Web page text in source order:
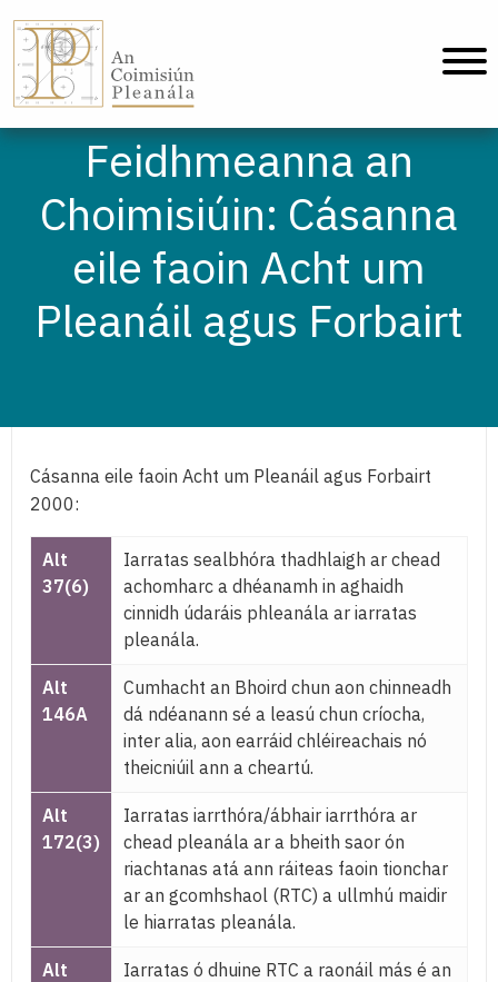
Feidhmeanna an
Choimisiúin: Cásanna
eile faoin Acht um
Pleanáil agus Forbairt
Cásanna eile faoin Acht um Pleanáil agus Forbairt
2000:
Alt
37(6)
Iarratas sealbhóra thadhlaigh ar chead
achomharc a dhéanamh in aghaidh
cinnidh údaráis phleanála ar iarratas
pleanála.
Alt
146A
Cumhacht an Bhoird chun aon chinneadh
dá ndéanann sé a leasú chun críocha,
inter alia, aon earráid chléireachais nó
theicniúil ann a cheartú.
Alt
172(3)
Iarratas iarrthóra/ábhair iarrthóra ar
chead pleanála ar a bheith saor ón
riachtanas atá ann ráiteas faoin tionchar
ar an gcomhshaol (RTC) a ullmhú maidir
le hiarratas pleanála.
Alt
Iarratas ó dhuine RTC a raonáil más é an